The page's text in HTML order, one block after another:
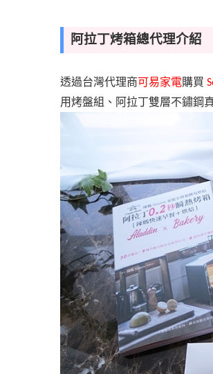
阿拉丁烤箱總代理介紹
透過台灣代理商可易家電購買
用烤盤組、阿拉丁雙層不鏽鋼